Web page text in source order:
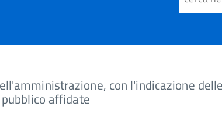
con l'indicazione
affidate